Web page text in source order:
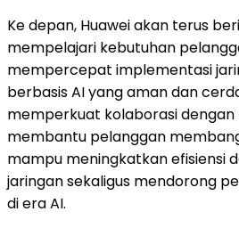
Ke depan, Huawei akan terus
mempelajari kebutuhan
mempercepat implementasi
berbasis AI yang aman dan
memperkuat kolaborasi
membantu pelanggan
mampu meningkatkan efisiensi
jaringan sekaligus mendorong
di era AI.